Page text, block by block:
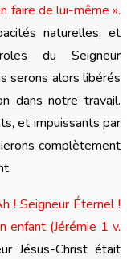
faire de lui-même ».
naturelles, et
du Seigneur
serons alors libérés
dans notre travail.
et impuissants par
complètement
! Seigneur Éternel !
enfant (Jérémie 1 v.
Jésus-Christ était